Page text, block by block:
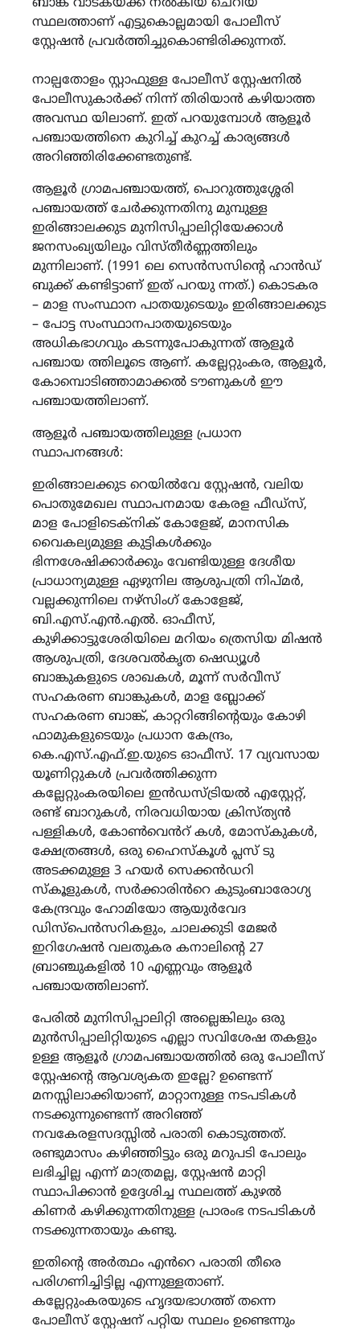
സ്ഥലത്താണ് എട്ടുകൊല്ലമായി പോലീസ്
സ്റ്റേഷൻ പ്രവർത്തിച്ചുകൊണ്ടിരിക്കുന്നത്.
നാല്പതോളം സ്റ്റാഫുള്ള പോലീസ് സ്റ്റേഷനിൽ
പോലീസുകാർക്ക് നിന്ന് തിരിയാൻ കഴിയാത്ത
അവസ്ഥ യിലാണ്. ഇത് പറയുമ്പോൾ ആളൂർ
പഞ്ചായത്തിനെ കുറിച്ച് കുറച്ച് കാര്യങ്ങൾ
അറിഞ്ഞിരിക്കേണ്ടതുണ്ട്.
ആളൂർ ഗ്രാമപഞ്ചായത്ത്, പൊറുത്തുശ്ശേരി
പഞ്ചായത്ത് ചേർക്കുന്നതിനു മുമ്പുള്ള
ഇരിങ്ങാലക്കുട മുനിസിപ്പാലിറ്റിയേക്കാൾ
ജനസംഖ്യയിലും വിസ്തീർണ്ണത്തിലും
മുന്നിലാണ്. (1991 ലെ സെൻസസിൻ്റെ ഹാൻഡ്
ബുക്ക് കണ്ടിട്ടാണ് ഇത് പറയു ന്നത്.) കൊടകര
– മാള സംസ്ഥാന പാതയുടെയും ഇരിങ്ങാലക്കുട
– പോട്ട സംസ്ഥാനപാതയുടെയും
അധികഭാഗവും കടന്നുപോകുന്നത് ആളൂർ
പഞ്ചായ ത്തിലൂടെ ആണ്. കല്ലേറ്റുംകര, ആളൂർ,
കോമ്പൊടിഞ്ഞാമാക്കൽ ടൗണുകൾ ഈ
പഞ്ചായത്തിലാണ്.
ആളൂർ പഞ്ചായത്തിലുള്ള പ്രധാന
സ്ഥാപനങ്ങൾ:
ഇരിങ്ങാലക്കുട റെയിൽവേ സ്റ്റേഷൻ, വലിയ
പൊതുമേഖല സ്ഥാപനമായ കേരള ഫീഡ്സ്,
മാള പോളിടെക്നിക് കോളേജ്, മാനസിക
വൈകല്യമുള്ള കുട്ടികൾക്കും
ഭിന്നശേഷിക്കാർക്കും വേണ്ടിയുള്ള ദേശീയ
പ്രാധാന്യമുള്ള ഏഴുനില ആശുപത്രി നിപ്മർ,
വല്ലക്കുന്നിലെ നഴ്സിംഗ് കോളേജ്,
ബി.എസ്.എൻ.എൽ. ഓഫീസ്,
കുഴിക്കാട്ടുശേരിയിലെ മറിയം ത്രെസിയ മിഷൻ
ആശുപത്രി, ദേശവൽകൃത ഷെഡ്യൂൾ
ബാങ്കുകളുടെ ശാഖകൾ, മൂന്ന് സർവീസ്
സഹകരണ ബാങ്കുകൾ, മാള ബ്ലോക്ക്
സഹകരണ ബാങ്ക്, കാറ്ററിങ്ങിന്റെയും കോഴി
ഫാമുകളുടെയും പ്രധാന കേന്ദ്രം,
കെ.എസ്.എഫ്.ഇ.യുടെ ഓഫീസ്. 17 വ്യവസായ
യൂണിറ്റുകൾ പ്രവർത്തിക്കുന്ന
കല്ലേറ്റുംകരയിലെ ഇൻഡസ്ട്രിയൽ എസ്റ്റേറ്റ്,
രണ്ട് ബാറുകൾ, നിരവധിയായ ക്രിസ്ത്യൻ
പള്ളികൾ, കോൺവെൻറ് കൾ, മോസ്കുകൾ,
ക്ഷേത്രങ്ങൾ, ഒരു ഹൈസ്കൂൾ പ്ലസ് ടു
അടക്കമുള്ള 3 ഹയർ സെക്കൻഡറി
സ്കൂളുകൾ, സർക്കാരിൻറെ കുടുംബാരോഗ്യ
കേന്ദ്രവും ഹോമിയോ ആയുർവേദ
ഡിസ്പെൻസറികളും, ചാലക്കുടി മേജർ
ഇറിഗേഷൻ വലതുകര കനാലിന്റെ 27
ബ്രാഞ്ചുകളിൽ 10 എണ്ണവും ആളൂർ
പഞ്ചായത്തിലാണ്.
പേരിൽ മുനിസിപ്പാലിറ്റി അല്ലെങ്കിലും ഒരു
മുൻസിപ്പാലിറ്റിയുടെ എല്ലാ സവിശേഷ തകളും
ഉള്ള ആളൂർ ഗ്രാമപഞ്ചായത്തിൽ ഒരു പോലീസ്
സ്റ്റേഷന്റെ ആവശ്യകത ഇല്ലേ? ഉണ്ടെന്ന്
മനസ്സിലാക്കിയാണ്, മാറ്റാനുള്ള നടപടികൾ
നടക്കുന്നുണ്ടെന്ന് അറിഞ്ഞ്
നവകേരളസദസ്സിൽ പരാതി കൊടുത്തത്.
രണ്ടുമാസം കഴിഞ്ഞിട്ടും ഒരു മറുപടി പോലും
ലഭിച്ചില്ല എന്ന് മാത്രമല്ല, സ്റ്റേഷൻ മാറ്റി
സ്ഥാപിക്കാൻ ഉദ്ദേശിച്ച സ്ഥലത്ത് കുഴൽ
കിണർ കഴിക്കുന്നതിനുള്ള പ്രാരംഭ നടപടികൾ
നടക്കുന്നതായും കണ്ടു.
ഇതിന്റെ അർത്ഥം എൻറെ പരാതി തീരെ
പരിഗണിച്ചിട്ടില്ല എന്നുള്ളതാണ്.
കല്ലേറ്റുംകരയുടെ ഹൃദയഭാഗത്ത് തന്നെ
പോലീസ് സ്റ്റേഷന് പറ്റിയ സ്ഥലം ഉണ്ടെന്നും